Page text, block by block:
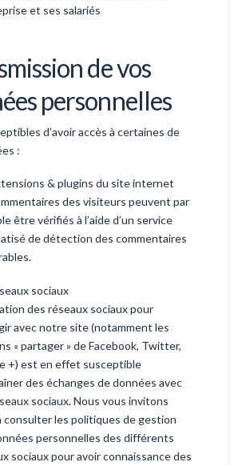
et ses salariés
de vos
personnelles
d’avoir accès à certaines de
:
& plugins du site internet
des visiteurs peuvent par
être vérifiés à l’aide d’un service
de détection des commentaires
sociaux
des réseaux sociaux pour
avec notre site (notamment les
« partager » de Facebook, Twitter,
+) est en effet susceptible
des échanges de données avec
sociaux. Nous vous invitons
consulter les politiques de gestion
personnelles des différents
sociaux pour avoir connaissance des